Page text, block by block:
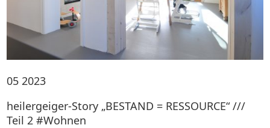
05 2023
heilergeiger-Story „BESTAND = RESSOURCE“ ///
Teil 2 #Wohnen